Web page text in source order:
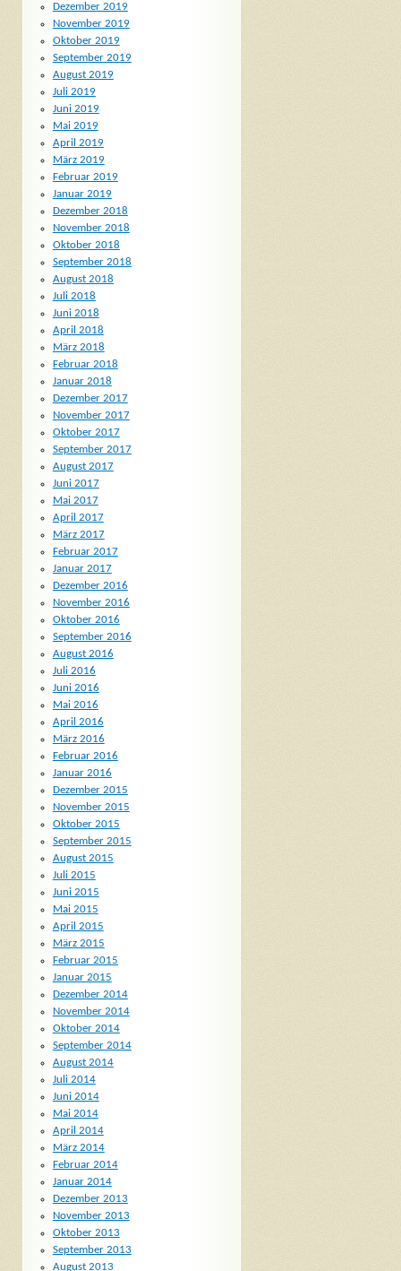
Dezember 2019
November 2019
Oktober 2019
September 2019
August 2019
Juli 2019
Juni 2019
Mai 2019
April 2019
März 2019
Februar 2019
Januar 2019
Dezember 2018
November 2018
Oktober 2018
September 2018
August 2018
Juli 2018
Juni 2018
April 2018
März 2018
Februar 2018
Januar 2018
Dezember 2017
November 2017
Oktober 2017
September 2017
August 2017
Juni 2017
Mai 2017
April 2017
März 2017
Februar 2017
Januar 2017
Dezember 2016
November 2016
Oktober 2016
September 2016
August 2016
Juli 2016
Juni 2016
Mai 2016
April 2016
März 2016
Februar 2016
Januar 2016
Dezember 2015
November 2015
Oktober 2015
September 2015
August 2015
Juli 2015
Juni 2015
Mai 2015
April 2015
März 2015
Februar 2015
Januar 2015
Dezember 2014
November 2014
Oktober 2014
September 2014
August 2014
Juli 2014
Juni 2014
Mai 2014
April 2014
März 2014
Februar 2014
Januar 2014
Dezember 2013
November 2013
Oktober 2013
September 2013
August 2013